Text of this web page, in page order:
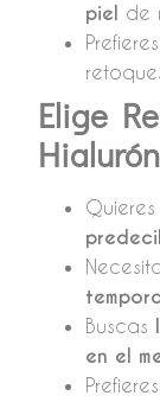
piel
de
Elige
Quieres
Buscas
en el